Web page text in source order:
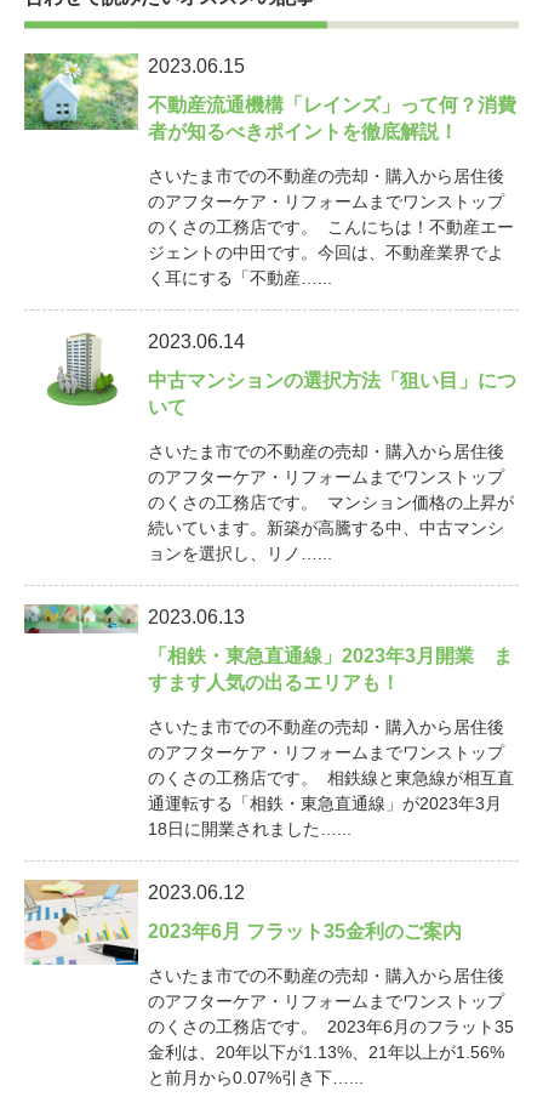
2023.06.15
不動産流通機構「レインズ」って何？消費
者が知るべきポイントを徹底解説！
さいたま市での不動産の売却・購入から居住後
のアフターケア・リフォームまでワンストップ
のくさの工務店です。 こんにちは！不動産エー
ジェントの中田です。今回は、不動産業界でよ
く耳にする「不動産…...
2023.06.14
中古マンションの選択方法「狙い目」につ
いて
さいたま市での不動産の売却・購入から居住後
のアフターケア・リフォームまでワンストップ
のくさの工務店です。 マンション価格の上昇が
続いています。新築が高騰する中、中古マンシ
ョンを選択し、リノ…...
2023.06.13
「相鉄・東急直通線」2023年3月開業 ま
すます人気の出るエリアも！
さいたま市での不動産の売却・購入から居住後
のアフターケア・リフォームまでワンストップ
のくさの工務店です。 相鉄線と東急線が相互直
通運転する「相鉄・東急直通線」が2023年3月
18日に開業されました…...
2023.06.12
2023年6月 フラット35金利のご案内
さいたま市での不動産の売却・購入から居住後
のアフターケア・リフォームまでワンストップ
のくさの工務店です。 2023年6月のフラット35
金利は、20年以下が1.13%、21年以上が1.56%
と前月から0.07%引き下…...